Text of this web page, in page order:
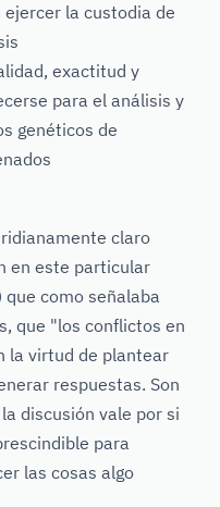
la custodia de
exactitud y
para el análisis y
genéticos de
claro
en este particular
como señalaba
que "los conflictos en
la virtud de plantear
respuestas. Son
discusión vale por si
para
las cosas algo